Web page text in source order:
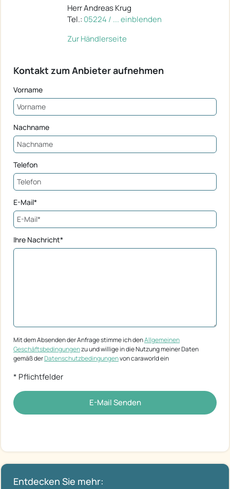
Herr Andreas Krug
Tel.: 05224 / ... einblenden
Zur Händlerseite
Kontakt zum Anbieter aufnehmen
Vorname
Nachname
Telefon
E-Mail*
Ihre Nachricht*
Mit dem Absenden der Anfrage stimme ich denAllgemeinen
Geschäftsbedingungenzu und willige in die Nutzung meiner Daten
gemäß derDatenschutzbedingungenvon caraworld ein
* Pflichtfelder
E-Mail Senden
Entdecken Sie mehr: